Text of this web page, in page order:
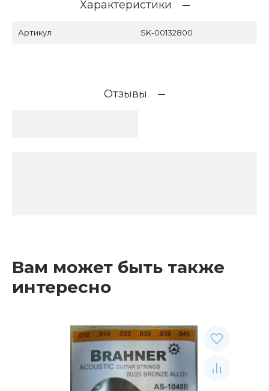
Характеристики
Артикул SK-00132800
Отзывы
Вам может быть также
интересно